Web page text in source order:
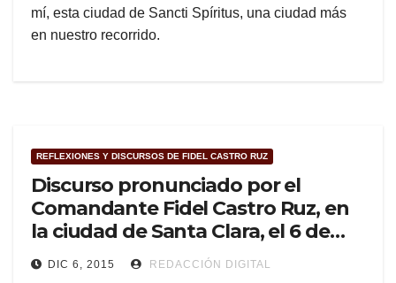
mí, esta ciudad de Sancti Spíritus, una ciudad más
en nuestro recorrido.
REFLEXIONES Y DISCURSOS DE FIDEL CASTRO RUZ
Discurso pronunciado por el
Comandante Fidel Castro Ruz, en
la ciudad de Santa Clara, el 6 de
enero de 1959
DIC 6, 2015 REDACCIÓN DIGITAL